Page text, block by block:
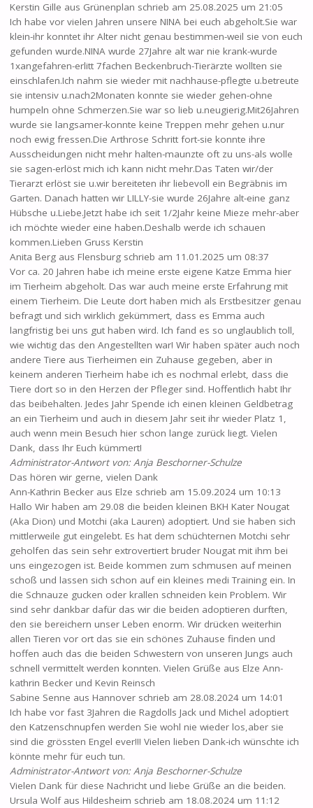
Kerstin Gille aus Grünenplan schrieb am 25.08.2025 um 21:05
Ich habe vor vielen Jahren unsere NINA bei euch abgeholt.Sie war
klein-ihr konntet ihr Alter nicht genau bestimmen-weil sie von euch
gefunden wurde.NINA wurde 27Jahre alt war nie krank-wurde
1xangefahren-erlitt 7fachen Beckenbruch-Tierärzte wollten sie
einschlafen.Ich nahm sie wieder mit nachhause-pflegte u.betreute
sie intensiv u.nach2Monaten konnte sie wieder gehen-ohne
humpeln ohne Schmerzen.Sie war so lieb u.neugierig.Mit26Jahren
wurde sie langsamer-konnte keine Treppen mehr gehen u.nur
noch ewig fressen.Die Arthrose Schritt fort-sie konnte ihre
Ausscheidungen nicht mehr halten-maunzte oft zu uns-als wolle
sie sagen-erlöst mich ich kann nicht mehr.Das Taten wir/der
Tierarzt erlöst sie u.wir bereiteten ihr liebevoll ein Begräbnis im
Garten. Danach hatten wir LILLY-sie wurde 26Jahre alt-eine ganz
Hübsche u.Liebe.Jetzt habe ich seit 1/2Jahr keine Mieze mehr-aber
ich möchte wieder eine haben.Deshalb werde ich schauen
kommen.Lieben Gruss Kerstin
Anita Berg aus Flensburg schrieb am 11.01.2025 um 08:37
Vor ca. 20 Jahren habe ich meine erste eigene Katze Emma hier
im Tierheim abgeholt. Das war auch meine erste Erfahrung mit
einem Tierheim. Die Leute dort haben mich als Erstbesitzer genau
befragt und sich wirklich gekümmert, dass es Emma auch
langfristig bei uns gut haben wird. Ich fand es so unglaublich toll,
wie wichtig das den Angestellten war! Wir haben später auch noch
andere Tiere aus Tierheimen ein Zuhause gegeben, aber in
keinem anderen Tierheim habe ich es nochmal erlebt, dass die
Tiere dort so in den Herzen der Pfleger sind. Hoffentlich habt Ihr
das beibehalten. Jedes Jahr Spende ich einen kleinen Geldbetrag
an ein Tierheim und auch in diesem Jahr seit ihr wieder Platz 1,
auch wenn mein Besuch hier schon lange zurück liegt. Vielen
Dank, dass Ihr Euch kümmert!
Administrator-Antwort von: Anja Beschorner-Schulze
Das hören wir gerne, vielen Dank
Ann-Kathrin Becker aus Elze schrieb am 15.09.2024 um 10:13
Hallo Wir haben am 29.08 die beiden kleinen BKH Kater Nougat
(Aka Dion) und Motchi (aka Lauren) adoptiert. Und sie haben sich
mittlerweile gut eingelebt. Es hat dem schüchternen Motchi sehr
geholfen das sein sehr extrovertiert bruder Nougat mit ihm bei
uns eingezogen ist. Beide kommen zum schmusen auf meinen
schoß und lassen sich schon auf ein kleines medi Training ein. In
die Schnauze gucken oder krallen schneiden kein Problem. Wir
sind sehr dankbar dafür das wir die beiden adoptieren durften,
den sie bereichern unser Leben enorm. Wir drücken weiterhin
allen Tieren vor ort das sie ein schönes Zuhause finden und
hoffen auch das die beiden Schwestern von unseren Jungs auch
schnell vermittelt werden konnten. Vielen Grüße aus Elze Ann-
kathrin Becker und Kevin Reinsch
Sabine Senne aus Hannover schrieb am 28.08.2024 um 14:01
Ich habe vor fast 3Jahren die Ragdolls Jack und Michel adoptiert
den Katzenschnupfen werden Sie wohl nie wieder los,aber sie
sind die grössten Engel ever!!! Vielen lieben Dank-ich wünschte ich
könnte mehr für euch tun.
Administrator-Antwort von: Anja Beschorner-Schulze
Vielen Dank für diese Nachricht und liebe Grüße an die beiden.
Ursula Wolf aus Hildesheim schrieb am 18.08.2024 um 11:12